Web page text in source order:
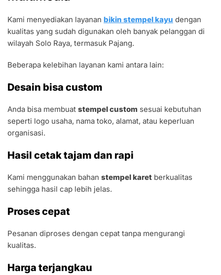
Kami menyediakan layanan bikin stempel kayu dengan
kualitas yang sudah digunakan oleh banyak pelanggan di
wilayah Solo Raya, termasuk Pajang.
Beberapa kelebihan layanan kami antara lain:
Desain bisa custom
Anda bisa membuat stempel custom sesuai kebutuhan
seperti logo usaha, nama toko, alamat, atau keperluan
organisasi.
Hasil cetak tajam dan rapi
Kami menggunakan bahan stempel karet berkualitas
sehingga hasil cap lebih jelas.
Proses cepat
Pesanan diproses dengan cepat tanpa mengurangi
kualitas.
Harga terjangkau